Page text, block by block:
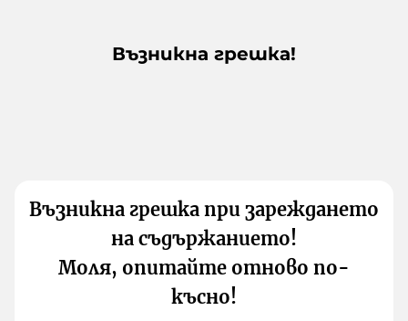
Възникна грешка!
Възникна грешка при зареждането
на съдържанието!
Моля, опитайте отново по-
късно!